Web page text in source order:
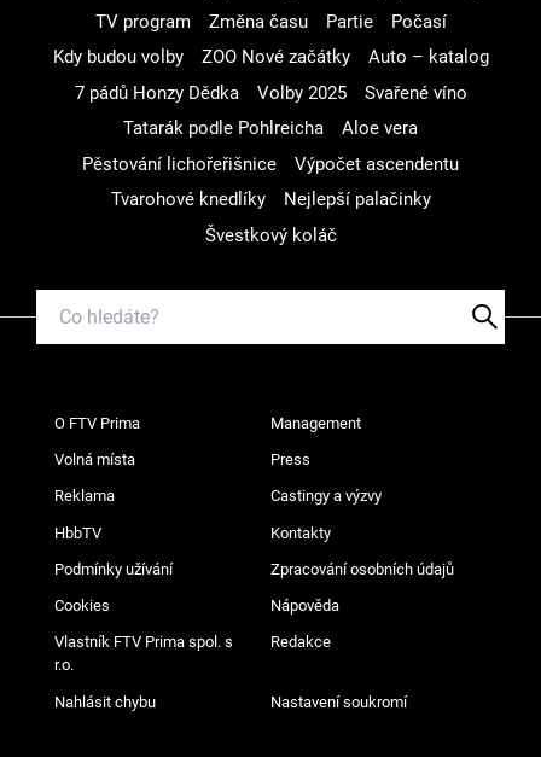
TV program
Změna času Partie
Počasí
Kdy budou volby
ZOO Nové začátky
Auto – katalog
7 pádů Honzy Dědka
Volby 2025
Svařené víno
Tatarák podle Pohlreicha
Aloe vera
Pěstování lichořeřišnice
Výpočet ascendentu
Tvarohové knedlíky
Nejlepší palačinky
Švestkový koláč
O FTV Prima Management
Volná místa Press
Reklama Castingy a výzvy
HbbTV Kontakty
Podmínky užívání Zpracování osobních údajů
Cookies Nápověda
Vlastník FTV Prima spol. s
r.o.
Redakce
Nahlásit chybu Nastavení soukromí